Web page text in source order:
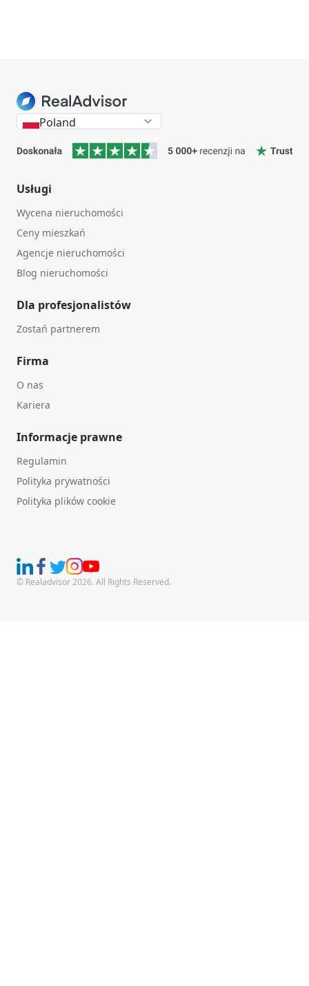
Poland
Usługi
Wycena nieruchomości
Ceny mieszkań
Agencje nieruchomości
Blog nieruchomości
Dla profesjonalistów
Zostań partnerem
Firma
O nas
Kariera
Informacje prawne
Regulamin
Polityka prywatności
Polityka plików cookie
© Realadvisor 2026. All Rights Reserved.